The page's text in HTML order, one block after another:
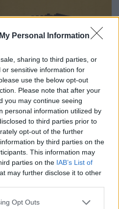
Personal Information
sharing to third parties, or
sensitive information for
use the below opt-out
Please note that after your
you may continue seeing
personal information utilized by
to third parties prior to
opt-out of the further
by third parties on the
This information may
parties on the IAB’s List of
may further disclose it to other
app uses one or more Google
Opt Outs
egy 1953-mas Ford F100
annak idején "Hegyi